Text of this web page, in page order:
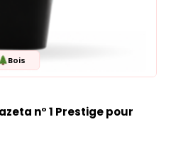
Bois
n° 1 Prestige pour